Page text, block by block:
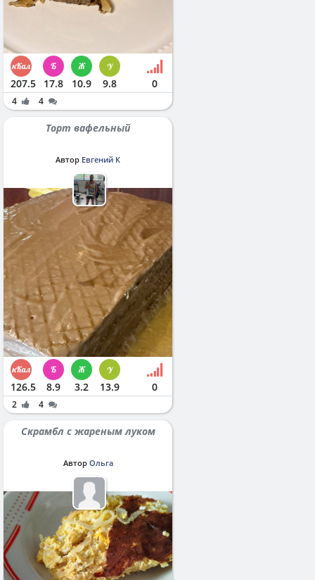
207.5 17.8 10.9 9.8 0
4 4
Торт вафельный
Автор Евгений К
126.5 8.9 3.2 13.9 0
2 4
Скрамбл с жареным луком
Автор Ольга